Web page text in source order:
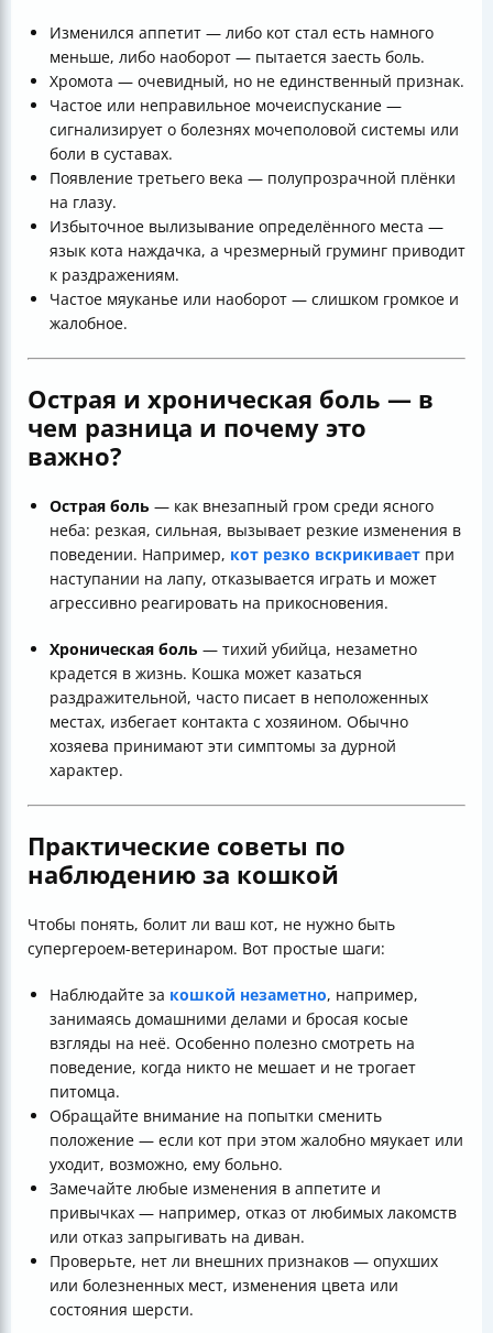
Изменился аппетит — либо кот стал есть намного
меньше, либо наоборот — пытается заесть боль.
Хромота — очевидный, но не единственный признак.
Частое или неправильное мочеиспускание —
сигнализирует о болезнях мочеполовой системы или
боли в суставах.
Появление третьего века — полупрозрачной плёнки
на глазу.
Избыточное вылизывание определённого места —
язык кота наждачка, а чрезмерный груминг приводит
к раздражениям.
Частое мяуканье или наоборот — слишком громкое и
жалобное.
Острая и хроническая боль — в
чем разница и почему это
важно?
Острая боль — как внезапный гром среди ясного
неба: резкая, сильная, вызывает резкие изменения в
поведении. Например, кот резко вскрикивает при
наступании на лапу, отказывается играть и может
агрессивно реагировать на прикосновения.
Хроническая боль — тихий убийца, незаметно
крадется в жизнь. Кошка может казаться
раздражительной, часто писает в неположенных
местах, избегает контакта с хозяином. Обычно
хозяева принимают эти симптомы за дурной
характер.
Практические советы по
наблюдению за кошкой
Чтобы понять, болит ли ваш кот, не нужно быть
супергероем-ветеринаром. Вот простые шаги:
Наблюдайте за кошкой незаметно, например,
занимаясь домашними делами и бросая косые
взгляды на неё. Особенно полезно смотреть на
поведение, когда никто не мешает и не трогает
питомца.
Обращайте внимание на попытки сменить
положение — если кот при этом жалобно мяукает или
уходит, возможно, ему больно.
Замечайте любые изменения в аппетите и
привычках — например, отказ от любимых лакомств
или отказ запрыгивать на диван.
Проверьте, нет ли внешних признаков — опухших
или болезненных мест, изменения цвета или
состояния шерсти.